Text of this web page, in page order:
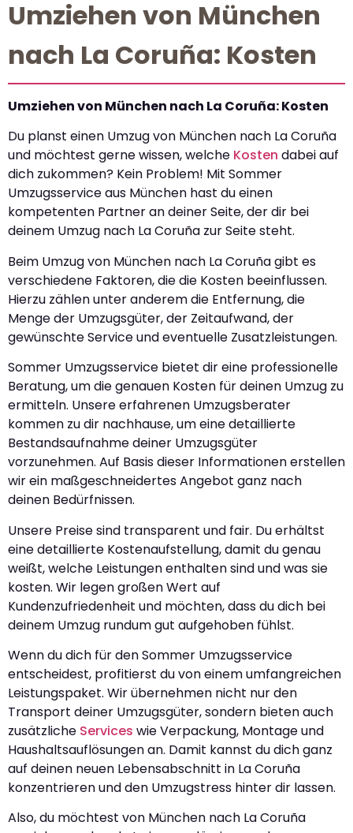
Umziehen von München
nach La Coruña: Kosten
Umziehen von München nach La Coruña: Kosten
Du planst einen Umzug von München nach La Coruña
und möchtest gerne wissen, welche Kosten dabei auf
dich zukommen? Kein Problem! Mit Sommer
Umzugsservice aus München hast du einen
kompetenten Partner an deiner Seite, der dir bei
deinem Umzug nach La Coruña zur Seite steht.
Beim Umzug von München nach La Coruña gibt es
verschiedene Faktoren, die die Kosten beeinflussen.
Hierzu zählen unter anderem die Entfernung, die
Menge der Umzugsgüter, der Zeitaufwand, der
gewünschte Service und eventuelle Zusatzleistungen.
Sommer Umzugsservice bietet dir eine professionelle
Beratung, um die genauen Kosten für deinen Umzug zu
ermitteln. Unsere erfahrenen Umzugsberater
kommen zu dir nachhause, um eine detaillierte
Bestandsaufnahme deiner Umzugsgüter
vorzunehmen. Auf Basis dieser Informationen erstellen
wir ein maßgeschneidertes Angebot ganz nach
deinen Bedürfnissen.
Unsere Preise sind transparent und fair. Du erhältst
eine detaillierte Kostenaufstellung, damit du genau
weißt, welche Leistungen enthalten sind und was sie
kosten. Wir legen großen Wert auf
Kundenzufriedenheit und möchten, dass du dich bei
deinem Umzug rundum gut aufgehoben fühlst.
Wenn du dich für den Sommer Umzugsservice
entscheidest, profitierst du von einem umfangreichen
Leistungspaket. Wir übernehmen nicht nur den
Transport deiner Umzugsgüter, sondern bieten auch
zusätzliche Services wie Verpackung, Montage und
Haushaltsauflösungen an. Damit kannst du dich ganz
auf deinen neuen Lebensabschnitt in La Coruña
konzentrieren und den Umzugstress hinter dir lassen.
Also, du möchtest von München nach La Coruña